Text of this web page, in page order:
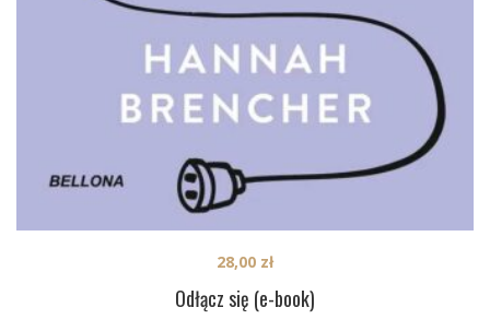
Odłącz się (e-book)
28,00 zł